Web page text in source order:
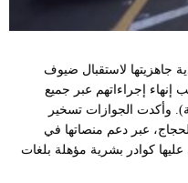
جاهزيتها لاستقبال ضيوف
إنهاء إجراءاتهم عبر جميع
وأكدت الجوازات تسخير
عبر دعم منصاتها في
عليها كوادر بشرية مؤهلة بلغات